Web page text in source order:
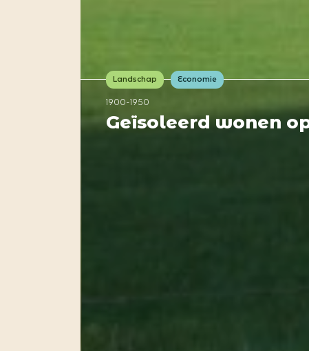
Landschap Economie
1900-1950
Geïsoleerd wonen